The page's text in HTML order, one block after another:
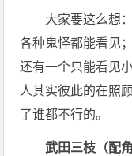
大家要这么想
各种鬼怪都能看见
还有一个只能看见
人其实彼此的在照
了谁都不行的。
武田三枝（配角